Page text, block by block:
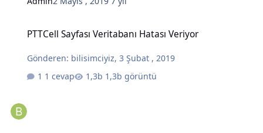
PTTCell Sayfası Veritabanı Hatası Veriyor
Gönderen: bilisimciyiz,3 Şubat , 2019
1 cevap
1,3b görüntü